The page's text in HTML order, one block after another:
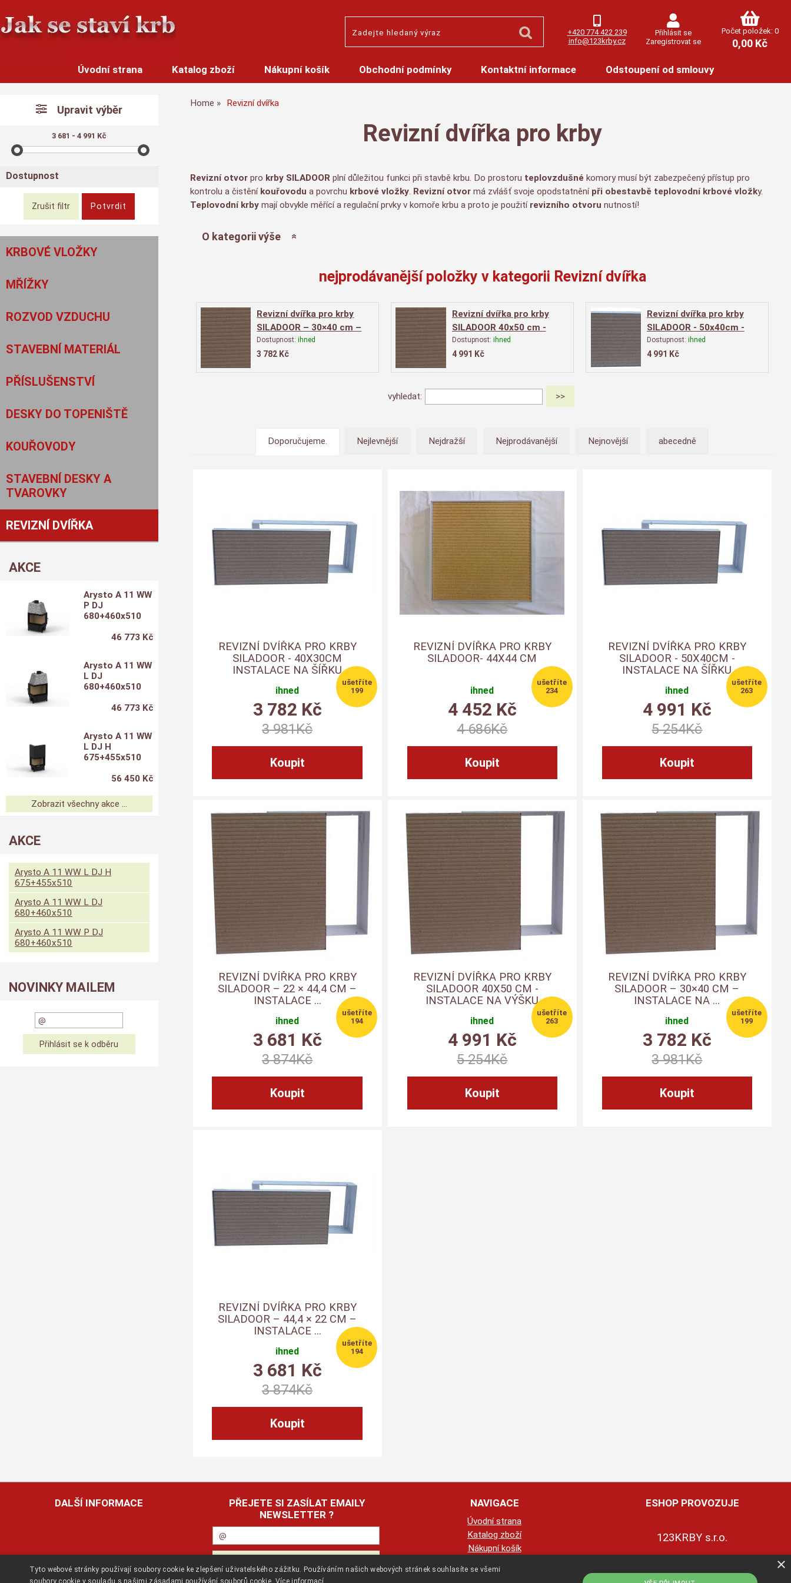
+420 774 422 239
info@123krby.cz
Přihlásit se
Zaregistrovat se
Počet položek: 0
0,00 Kč
Úvodní strana Katalog zboží Nákupní košík Obchodní podmínky Kontaktní informace Odstoupení od smlouvy
Home Revizní dvířka
Revizní dvířka pro krby
Revizní otvorpro krby SILADOORplní důležitou funkci při stavbě krbu. Do prostoru teplovzdušné komory musí být zabezpečený přístup pro
kontrolu a čistěníkouřovodu a povrchu krbové vložky. Revizní otvormá zvlášť svoje opodstatnění při obestavbě teplovodní krbové vložky.
Teplovodní krbymají obvykle měřící a regulační prvky v komoře krbu a proto je použití revizního otvoru nutností!
O kategorii výše
nejprodávanější položky v kategorii Revizní dvířka
Revizní dvířka pro krby
SILADOOR – 30×40 cm –
instalace na výšku
Dostupnost:ihned
3 782 Kč
Revizní dvířka pro krby
SILADOOR 40x50 cm -
instalace na výšku
Dostupnost: ihned
4 991 Kč
Revizní dvířka pro krby
SILADOOR - 50x40cm -
instalace na šířku
Dostupnost: ihned
4 991 Kč
vyhledat:
Doporučujeme. Nejlevnější Nejdražší Nejprodávanější Nejnovější abecedně
REVIZNÍ DVÍŘKA PRO KRBY
SILADOOR - 40X30CM
INSTALACE NA ŠÍŘKU
ihned
3 782 Kč
199
3 981Kč
REVIZNÍ DVÍŘKA PRO KRBY
SILADOOR- 44X44 CM
ihned
4 452 Kč
234
4 686Kč
REVIZNÍ DVÍŘKA PRO KRBY
SILADOOR - 50X40CM -
INSTALACE NA ŠÍŘKU
ihned
4 991 Kč
263
5 254Kč
REVIZNÍ DVÍŘKA PRO KRBY
SILADOOR – 22 × 44,4 CM –
INSTALACE ...
ihned
3 681 Kč
194
3 874Kč
REVIZNÍ DVÍŘKA PRO KRBY
SILADOOR 40X50 CM -
INSTALACE NA VÝŠKU
ihned
4 991 Kč
263
5 254Kč
REVIZNÍ DVÍŘKA PRO KRBY
SILADOOR – 30×40 CM –
INSTALACE NA ...
ihned
3 782 Kč
199
3 981Kč
REVIZNÍ DVÍŘKA PRO KRBY
SILADOOR – 44,4 × 22 CM –
INSTALACE ...
ihned
3 681 Kč
194
3 874Kč
Upravit výběr
3 681 - 4 991 Kč
Dostupnost
KRBOVÉ VLOŽKY
MŘÍŽKY
ROZVOD VZDUCHU
STAVEBNÍ MATERIÁL
PŘÍSLUŠENSTVÍ
DESKY DO TOPENIŠTĚ
KOUŘOVODY
STAVEBNÍ DESKY A
TVAROVKY
REVIZNÍ DVÍŘKA
AKCE
Arysto A 11 WW
P DJ
680+460x510
46 773 Kč
Arysto A 11 WW
L DJ
680+460x510
46 773 Kč
Arysto A 11 WW
L DJ H
675+455x510
56 450 Kč
Zobrazit všechny akce ...
AKCE
Arysto A 11 WW L DJ H
675+455x510
Arysto A 11 WW L DJ
680+460x510
Arysto A 11 WW P DJ
680+460x510
NOVINKY MAILEM
DALŠÍ INFORMACE
PŘEJETE SI ZASÍLAT EMAILY
NEWSLETTER ?
NAVIGACE
Úvodní strana
Katalog zboží
Nákupní košík
Kontaktní informace
ESHOP PROVOZUJE
123KRBY s.r.o.
×
Tyto webové stránky používají soubory cookie ke zlepšení uživatelského zážitku. Používáním našich webových stránek souhlasíte se všemi
soubory cookie v souladu s našimi zásadami používání souborů cookie. Více informací